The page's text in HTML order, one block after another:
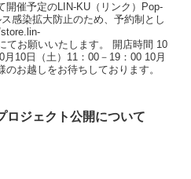
開催予定のLIN-KU（リンク）Pop-
感染拡大防止のため、予約制とし
てお願いいたします。 開店時間 10
10日（土）11：00－19：00 10月
お越しをお待ちしております。
ロジェクト公開について